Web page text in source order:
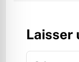
Laisser
Commentaire